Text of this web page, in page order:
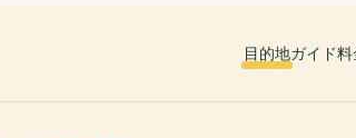
目的地ガイド料